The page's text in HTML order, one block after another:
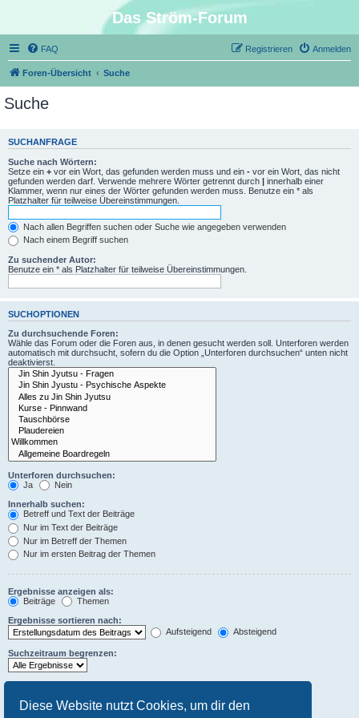
Diese Website nutzt Cookies, um dir den
Das Ström-Forum
FAQ Anmelden
Registrieren
Foren-Übersicht Suche
Suche
SUCHANFRAGE
Suche nach Wörtern:
Setze ein + vor ein Wort, das gefunden werden muss und ein - vor ein Wort, das nicht
gefunden werden darf. Verwende mehrere Wörter getrennt durch | innerhalb einer
Klammer, wenn nur eines der Wörter gefunden werden muss. Benutze ein * als
Platzhalter für teilweise Übereinstimmungen.
Nach allen Begriffen suchen oder Suche wie angegeben verwenden
Nach einem Begriff suchen
Zu suchender Autor:
Benutze ein * als Platzhalter für teilweise Übereinstimmungen.
SUCHOPTIONEN
Zu durchsuchende Foren:
Wähle das Forum oder die Foren aus, in denen gesucht werden soll. Unterforen werden
automatisch mit durchsucht, sofern du die Option „Unterforen durchsuchen“ unten nicht
deaktivierst.
Unterforen durchsuchen:
Ja
Nein
Innerhalb suchen:
Betreff und Text der Beiträge
Nur im Text der Beiträge
Nur im Betreff der Themen
Nur im ersten Beitrag der Themen
Ergebnisse anzeigen als:
Beiträge
Themen
Ergebnisse sortieren nach:
Aufsteigend
Absteigend
Suchzeitraum begrenzen:
Zeichen der Beiträge anzeigen